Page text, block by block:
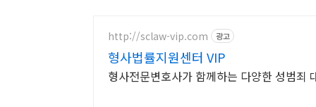
http://sclaw-vip.com 광고
형사법률지원센터 VIP
형사전문변호사가 함께하는 다양한 성범죄